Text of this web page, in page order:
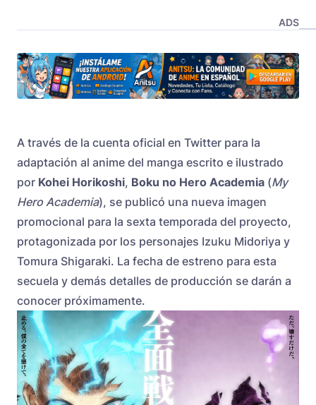
ADS
A través de la cuenta oficial en Twitter para la
adaptación al anime del manga escrito e ilustrado
por Kohei Horikoshi, Boku no Hero Academia (My
Hero Academia), se publicó una nueva imagen
promocional para la sexta temporada del proyecto,
protagonizada por los personajes Izuku Midoriya y
Tomura Shigaraki. La fecha de estreno para esta
secuela y demás detalles de producción se darán a
conocer próximamente.